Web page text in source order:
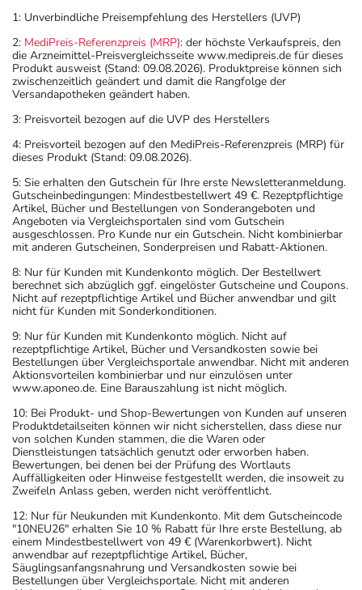
1: Unverbindliche Preisempfehlung des Herstellers (UVP)
2: MediPreis-Referenzpreis (MRP): der höchste Verkaufspreis, den
die Arzneimittel-Preisvergleichsseite www.medipreis.de für dieses
Produkt ausweist (Stand: 09.08.2026). Produktpreise können sich
zwischenzeitlich geändert und damit die Rangfolge der
Versandapotheken geändert haben.
3: Preisvorteil bezogen auf die UVP des Herstellers
4: Preisvorteil bezogen auf den MediPreis-Referenzpreis (MRP) für
dieses Produkt (Stand: 09.08.2026).
5: Sie erhalten den Gutschein für Ihre erste Newsletteranmeldung.
Gutscheinbedingungen: Mindestbestellwert 49 €. Rezeptpflichtige
Artikel, Bücher und Bestellungen von Sonderangeboten und
Angeboten via Vergleichsportalen sind vom Gutschein
ausgeschlossen. Pro Kunde nur ein Gutschein. Nicht kombinierbar
mit anderen Gutscheinen, Sonderpreisen und Rabatt-Aktionen.
8: Nur für Kunden mit Kundenkonto möglich. Der Bestellwert
berechnet sich abzüglich ggf. eingelöster Gutscheine und Coupons.
Nicht auf rezeptpflichtige Artikel und Bücher anwendbar und gilt
nicht für Kunden mit Sonderkonditionen.
9: Nur für Kunden mit Kundenkonto möglich. Nicht auf
rezeptpflichtige Artikel, Bücher und Versandkosten sowie bei
Bestellungen über Vergleichsportale anwendbar. Nicht mit anderen
Aktionsvorteilen kombinierbar und nur einzulösen unter
www.aponeo.de. Eine Barauszahlung ist nicht möglich.
10: Bei Produkt- und Shop-Bewertungen von Kunden auf unseren
Produktdetailseiten können wir nicht sicherstellen, dass diese nur
von solchen Kunden stammen, die die Waren oder
Dienstleistungen tatsächlich genutzt oder erworben haben.
Bewertungen, bei denen bei der Prüfung des Wortlauts
Auffälligkeiten oder Hinweise festgestellt werden, die insoweit zu
Zweifeln Anlass geben, werden nicht veröffentlicht.
12: Nur für Neukunden mit Kundenkonto. Mit dem Gutscheincode
"10NEU26" erhalten Sie 10 % Rabatt für Ihre erste Bestellung, ab
einem Mindestbestellwert von 49 € (Warenkorbwert). Nicht
anwendbar auf rezeptpflichtige Artikel, Bücher,
Säuglingsanfangsnahrung und Versandkosten sowie bei
Bestellungen über Vergleichsportale. Nicht mit anderen